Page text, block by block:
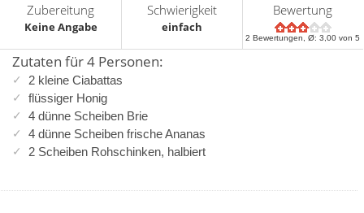
Zubereitung
Keine Angabe
Schwierigkeit
einfach
Bewertung
2 Bewertungen, Ø:3,00 von 5
Zutaten für 4 Personen:
2 kleine Ciabattas
flüssiger Honig
4 dünne Scheiben Brie
4 dünne Scheiben frische Ananas
2 Scheiben Rohschinken, halbiert